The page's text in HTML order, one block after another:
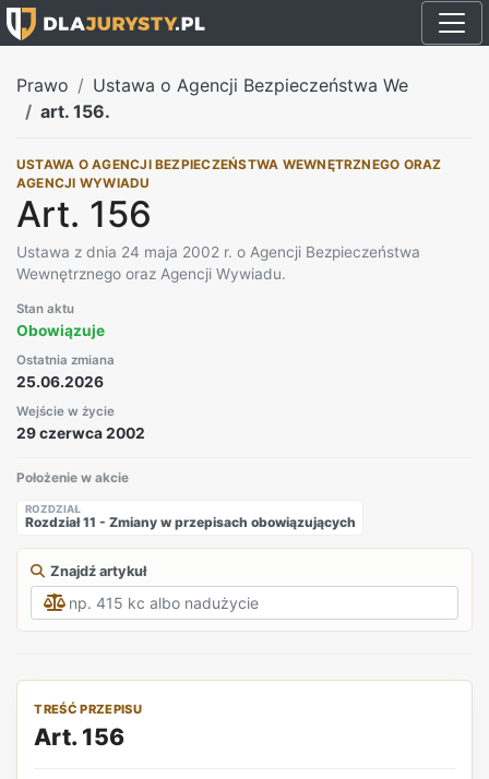
Prawo
Ustawa o Agencji Bezpieczeństwa We
art. 156.
USTAWA O AGENCJI BEZPIECZEŃSTWA WEWNĘTRZNEGO ORAZ
AGENCJI WYWIADU
Art. 156
Ustawa z dnia 24 maja 2002 r. o Agencji Bezpieczeństwa
Wewnętrznego oraz Agencji Wywiadu.
Stan aktu
Obowiązuje
Ostatnia zmiana
25.06.2026
Wejście w życie
29 czerwca 2002
Położenie w akcie
ROZDZIAŁ
Rozdział 11 - Zmiany w przepisach obowiązujących
Znajdź artykuł
TREŚĆ PRZEPISU
Art. 156